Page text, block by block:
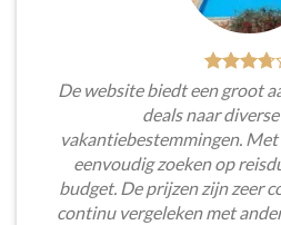
De website biedt een groot
deals naar
vakantiebestemmingen.
eenvoudig zoeken op
budget. De prijzen zijn zeer
continu vergeleken met